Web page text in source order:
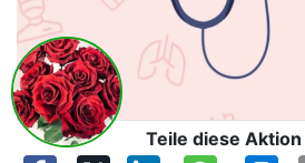
Teile diese